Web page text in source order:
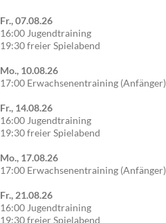
Fr., 07.08.26
16:00 Jugendtraining
19:30 freier Spielabend
Mo., 10.08.26
17:00 Erwachsenentraining (Anfänger)
Fr., 14.08.26
16:00 Jugendtraining
19:30 freier Spielabend
Mo., 17.08.26
17:00 Erwachsenentraining (Anfänger)
Fr., 21.08.26
16:00 Jugendtraining
19:30 freier Spielabend